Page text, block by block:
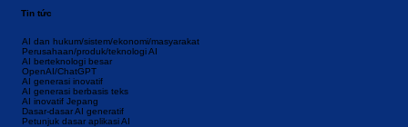
AI dan hukum/sistem/ekonomi/masyarakat
Perusahaan/produk/teknologi AI
AI berteknologi besar
OpenAI/ChatGPT
AI generasi inovatif
AI generasi berbasis teks
AI inovatif Jepang
Dasar-dasar AI generatif
Petunjuk dasar aplikasi AI
Tin tức